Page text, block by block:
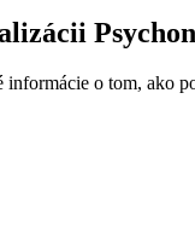
informácie o tom, ako